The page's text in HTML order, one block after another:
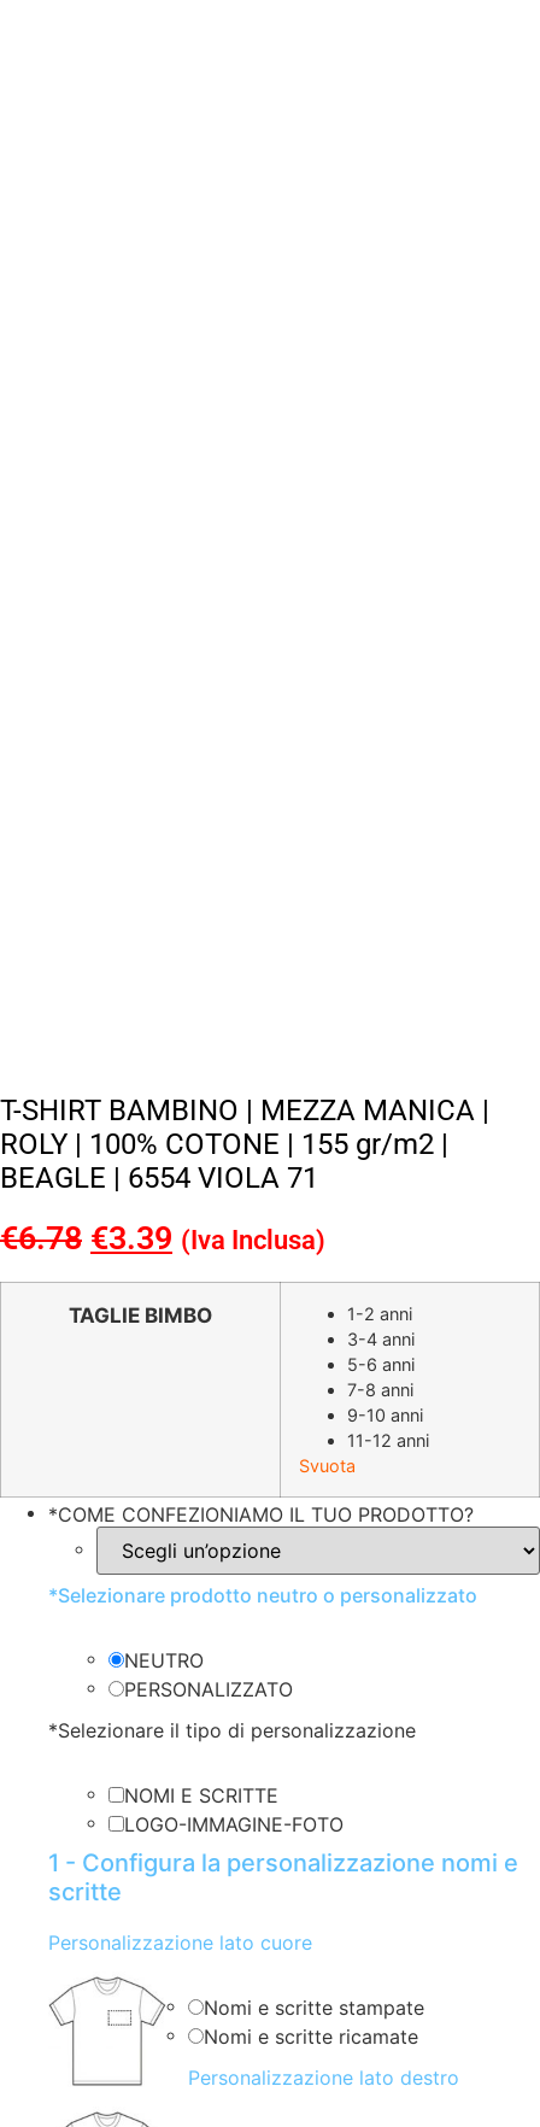
T-SHIRT BAMBINO | MEZZA MANICA |
ROLY | 100% COTONE | 155 gr/m2 |
BEAGLE | 6554 VIOLA 71
€6.78 Il
prezzo
originale
€3.39 Il
prezzo
attuale
(Iva Inclusa)
TAGLIE BIMBO
1-2 anni
3-4 anni
5-6 anni
7-8 anni
9-10 anni
11-12 anni
Svuota
*COME CONFEZIONIAMO IL TUO PRODOTTO?
*Selezionare prodotto neutro o personalizzato
NEUTRO
PERSONALIZZATO
*Selezionare il tipo di personalizzazione
NOMI E SCRITTE
LOGO-IMMAGINE-FOTO
1 - Configura la personalizzazione nomi e
scritte
Personalizzazione lato cuore
Nomi e scritte stampate
Nomi e scritte ricamate
Personalizzazione lato destro